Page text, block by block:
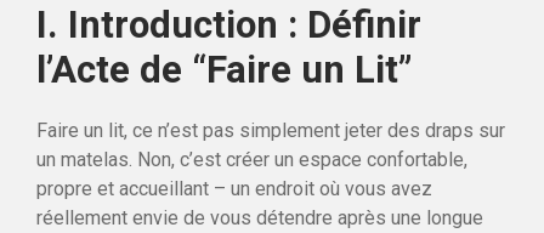
I. Introduction : Définir
l’Acte de “Faire un Lit”
Faire un lit, ce n’est pas simplement jeter des draps sur
un matelas. Non, c’est créer un espace confortable,
propre et accueillant – un endroit où vous avez
réellement envie de vous détendre après une longue